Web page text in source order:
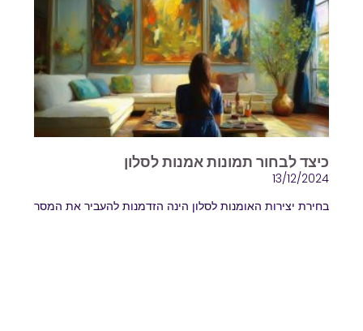
כיצד לבחור תמונות אמנות לסלון
13/12/2024
בחירת יצירות האומנות לסלון הינה הזדמנות להעביר את המסר